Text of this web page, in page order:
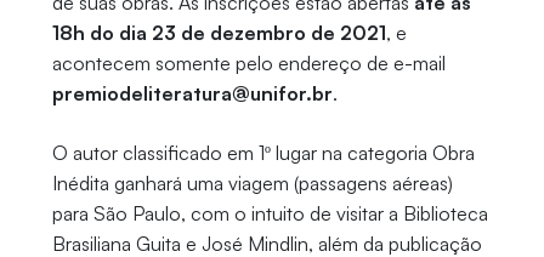
18h do dia 23 de dezembro de 2021, e
acontecem somente pelo endereço de e-mail
premiodeliteratura@unifor.br.
O autor classificado em 1º lugar na categoria Obra
Inédita ganhará uma viagem (passagens aéreas)
para São Paulo, com o intuito de visitar a Biblioteca
Brasiliana Guita e José Mindlin, além da publicação